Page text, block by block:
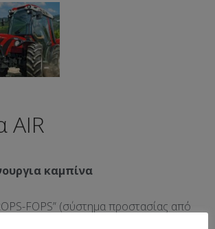
AIR
καμπίνα
FOPS” (σύστημα προστασίας από